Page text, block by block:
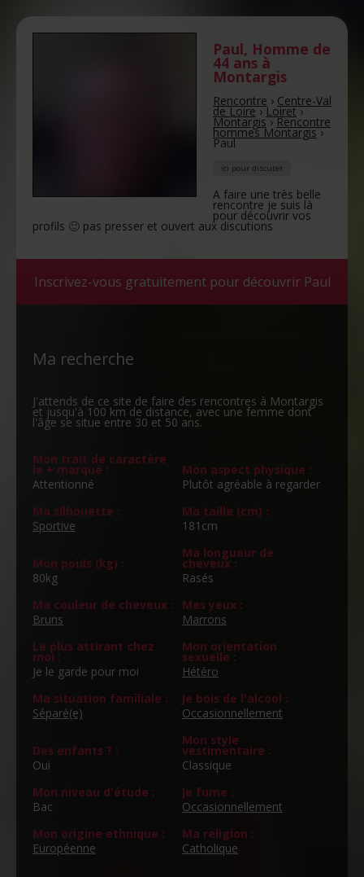
Paul, Homme de
44 ans à
Montargis
Rencontre › Centre-Val
de Loire›Loiret›
Montargis›Rencontre
hommes Montargis›
Paul
ici pour discuter
A faire une très belle
rencontre je suis là
pour découvrir vos
profils 🙂 pas presser et ouvert aux discutions
Inscrivez-vous gratuitement pour découvrir Paul
Ma recherche
J'attends de ce site de faire des rencontres à Montargis
et jusqu'à 100 km de distance, avec une femme dont
l'âge se situe entre 30 et 50 ans.
Mon trait de caractère
le + marqué :
Attentionné
Mon aspect physique :
Plutôt agréable à regarder
Ma silhouette :
Sportive
Ma taille (cm) :
181cm
Mon poids (kg) :
80kg
Ma longueur de
cheveux :
Rasés
Ma couleur de cheveux :
Bruns
Mes yeux :
Marrons
Le plus attirant chez
moi :
Je le garde pour moi
Mon orientation
sexuelle :
Hétéro
Ma situation familiale :
Séparé(e)
Je bois de l'alcool :
Occasionnellement
Des enfants ? :
Oui
Mon style
vestimentaire :
Classique
Mon niveau d'étude :
Bac
Je fume :
Occasionnellement
Mon origine ethnique :
Européenne
Ma religion :
Catholique